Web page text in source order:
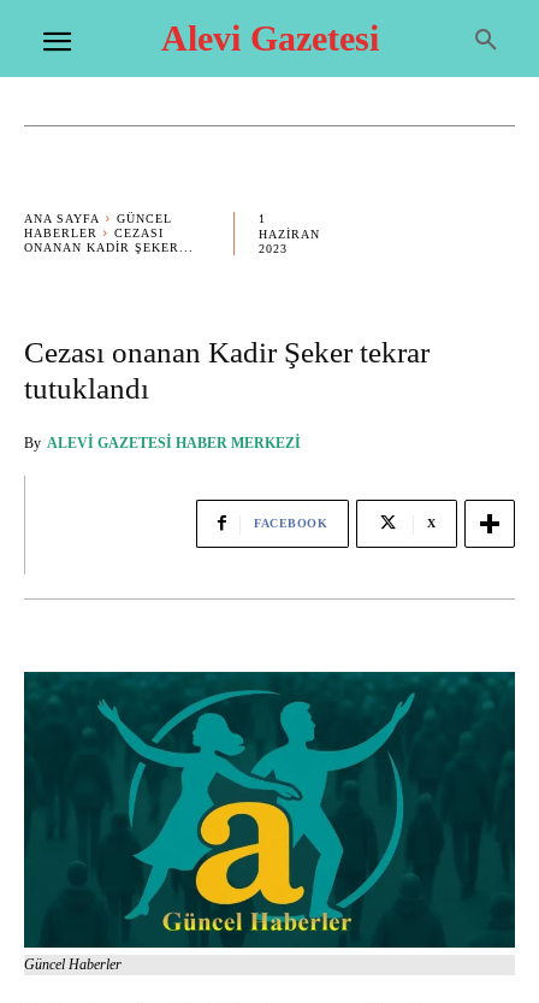
Alevi Gazetesi
ANA SAYFA
GÜNCEL
HABERLER
CEZASI
ONANAN KADIR ŞEKER...
1
HAZIRAN
2023
Cezası onanan Kadir Şeker tekrar
tutuklandı
By ALEVI GAZETESI HABER MERKEZI
FACEBOOK X
Güncel Haberler